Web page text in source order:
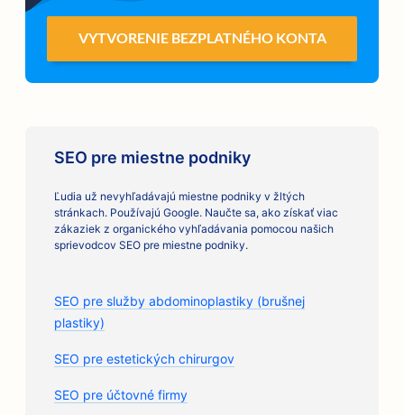
VYTVORENIE BEZPLATNÉHO KONTA
SEO pre miestne podniky
Ľudia už nevyhľadávajú miestne podniky v žltých
stránkach. Používajú Google. Naučte sa, ako získať viac
zákaziek z organického vyhľadávania pomocou našich
sprievodcov SEO pre miestne podniky.
SEO pre služby abdominoplastiky (brušnej
plastiky)
SEO pre estetických chirurgov
SEO pre účtovné firmy